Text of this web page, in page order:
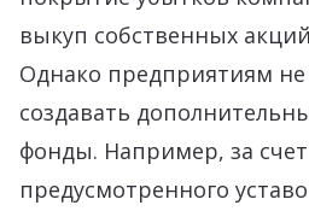
выкуп собственных
Однако предприятиям
создавать
фонды. Например, за счет
предусмотренного